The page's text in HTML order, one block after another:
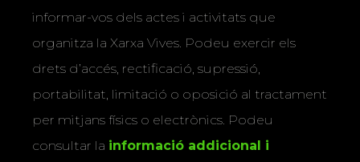
informar-vos dels actes i activitats que
organitza la Xarxa Vives. Podeu exercir els
drets d’accés, rectificació, supressió,
portabilitat, limitació o oposició al tractament
per mitjans físics o electrònics. Podeu
consultar la informació addicional i